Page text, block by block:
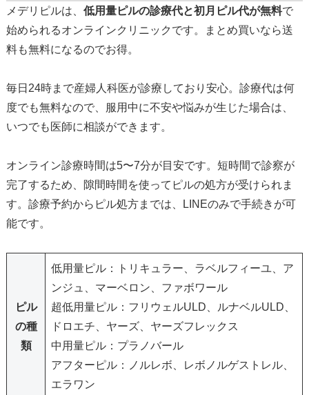
メデリピルは、 低用量ピルの診療代と初月ピル代が無料で
始められるオンラインクリニックです。まとめ買いなら送
料も無料になるのでお得。
毎日24時まで産婦人科医が診療しており安心。診療代は何
度でも無料なので、服用中に不安や悩みが生じた場合は、
いつでも医師に相談ができます。
オンライン診療時間は5〜7分が目安です。短時間で診察が
完了するため、隙間時間を使ってピルの処方が受けられま
す。診療予約からピル処方までは、LINEのみで手続きが可
能です。
ピル
の種
類
低用量ピル：トリキュラー、ラベルフィーユ、ア
ンジュ、マーベロン、ファボワール
超低用量ピル：フリウェルULD、ルナベルULD、
ドロエチ、ヤーズ、ヤーズフレックス
中用量ピル：プラノバール
アフターピル：ノルレボ、レボノルゲストレル、
エラワン